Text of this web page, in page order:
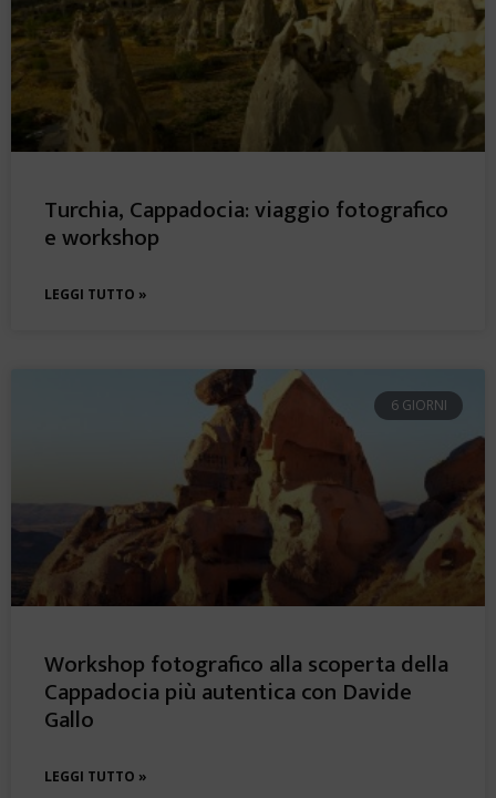
Turchia, Cappadocia: viaggio fotografico
e workshop
LEGGI TUTTO »
6 GIORNI
Workshop fotografico alla scoperta della
Cappadocia più autentica con Davide
Gallo
LEGGI TUTTO »